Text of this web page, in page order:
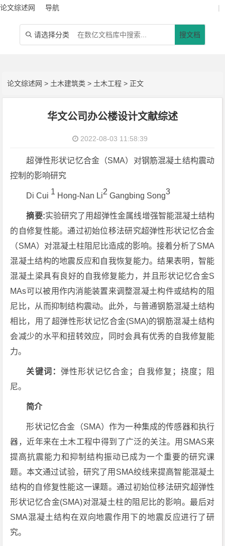
论文综述网 导航 |
 请选择分类 搜文档
论文综述网 > 土木建筑类 > 土木工程 > 正文
华文公司办公楼设计文献综述
2022-08-03 11:58:39
超弹性形状记忆合金（SMA）对钢筋混凝土结构震动
控制的影响研究
Di Cui 1 Hong-Nan Li2 Gangbing Song3
摘要:实验研究了用超弹性金属线增强智能混凝土结构
的自修复性能。通过初始位移法研究超弹性形状记忆合金
（SMA）对混凝土柱阻尼比造成的影响。接着分析了SMA
混凝土结构的地震反应和自我恢复能力。结果表明，智能
混凝土梁具有良好的自我修复能力，并且形状记忆合金S
MAs可以被用作内消能装置来调整混凝土构件或结构的阻
尼比，从而抑制结构震动。此外，与普通钢筋混凝土结构
相比，用了超弹性形状记忆合金(SMA)的钢筋混凝土结构
会减少的水平和扭转效应，同时会具有优秀的自我修复能
力。
关键词： 弹性形状记忆合金；自我修复；挠度；阻
尼。
简介
形状记忆合金（SMA）作为一种集成的传感器和执行
器，近年来在土木工程中得到了广泛的关注。用SMAS来
提高抗震能力和抑制结构振动已成为一个重要的研究课
题。本文通过试验，研究了用SMA绞线来提高智能混凝土
结构的自修复性能这一课题。通过初始位移法研究超弹性
形状记忆合金(SMA)对混凝土柱的阻尼比的影响。最后对
SMA混凝土结构在双向地震作用下的地震反应进行了研
究。